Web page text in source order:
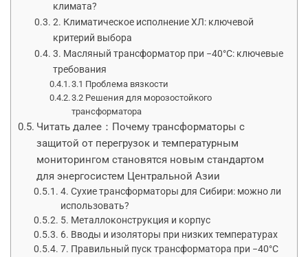
климата?
2. Климатическое исполнение ХЛ: ключевой
критерий выбора
3. Масляный трансформатор при −40°C: ключевые
требования
3.1 Проблема вязкости
3.2 Решения для морозостойкого
трансформатора
Читать далее：Почему трансформаторы с
защитой от перегрузок и температурным
мониторингом становятся новым стандартом
для энергосистем Центральной Азии
4. Сухие трансформаторы для Сибири: можно ли
использовать?
5. Металлоконструкция и корпус
6. Вводы и изоляторы при низких температурах
7. Правильный пуск трансформатора при −40°C